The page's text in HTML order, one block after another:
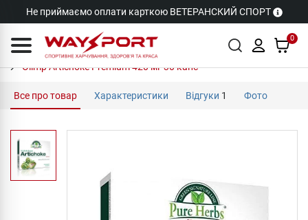
Не приймаємо оплати карткою ВЕТЕРАНСКИЙ СПОРТ
0
Olimp Artichoke Premium 420 мг 30 капс
Все про товар Характеристики Відгуки 1 Фото